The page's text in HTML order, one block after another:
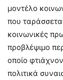
μοντέλο
που
κοινωνικές
προβλέψιμο
οποίο
πολιτικά